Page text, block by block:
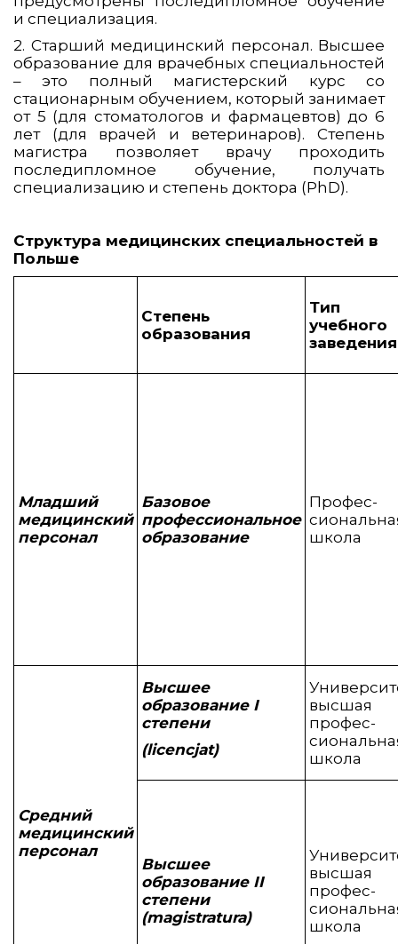
и специализация.
2. Старший медицинский персонал. Высшее
образование для врачебных специальностей
– это полный магистерский курс со
стационарным обучением, который занимает
от 5 (для стоматологов и фармацевтов) до 6
лет (для врачей и ветеринаров). Степень
магистра позволяет врачу проходить
последипломное обучение, получать
специализацию и степень доктора (PhD).
Структура медицинских специальностей в
Польше
Степень
образования
Тип
учебного
заведения
Младший
медицинский
персонал
Базовое
профессиональное
образование
Профес-
школа
Средний
медицинский
персонал
Высшее
образование I
степени
(licencjat)
высшая
профес-
школа
Высшее
образование II
степени
(magistratura)
высшая
профес-
школа